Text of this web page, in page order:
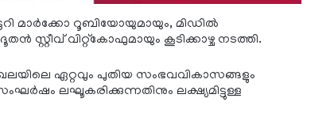
മാര്‍ക്കോ റൂബിയോയുമായും, മിഡില്‍
സ്റ്റീവ് വിറ്റ്‌കോഫുമായും കൂടിക്കാഴ്ച നടത്തി.
ഏറ്റവും പുതിയ സംഭവവികാസങ്ങളും
ലഘൂകരിക്കുന്നതിനും ലക്ഷ്യമിട്ടുള്ള